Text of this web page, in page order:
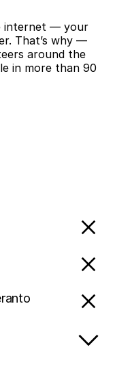
internet — your
That’s why —
around the
in more than 90